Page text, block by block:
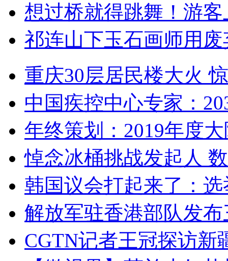
想过桥就得跳舞！游客
祁连山下玉石画师用
重庆30层居民楼大火
中国疾控中心专家：
年终策划：2019年度
悼念冰桶挑战发起人
韩国议会打起来了：
解放军驻香港部队发
CGTN记者王冠探访新